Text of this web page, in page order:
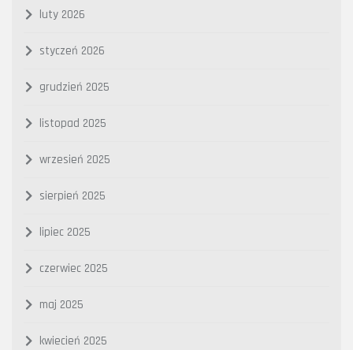
luty 2026
styczeń 2026
grudzień 2025
listopad 2025
wrzesień 2025
sierpień 2025
lipiec 2025
czerwiec 2025
maj 2025
kwiecień 2025